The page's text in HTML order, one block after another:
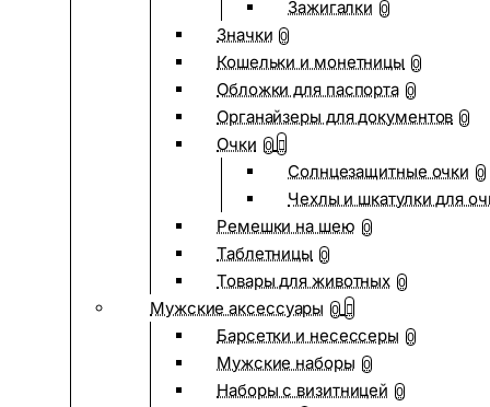
Зажигалки 0
Значки 0
Кошельки и монетницы 0
Обложки для паспорта 0
Органайзеры для документов 0
Очки 0
Солнцезащитные очки 0
Чехлы и шкатулки для
Ремешки на шею 0
Таблетницы 0
Товары для животных 0
Мужские аксессуары 0
Барсетки и несессеры 0
Мужские наборы 0
Наборы с визитницей 0